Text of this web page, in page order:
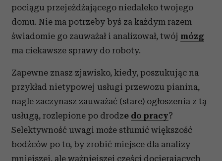
pociągu przejeżdżającego niedaleko twojego
domu. Nie ma potrzeby byś za każdym razem
świadomie go zauważał i analizował, twój mózg
ma ciekawsze sprawy do roboty.
Zapewne znasz zjawisko, kiedy, poszukując na
przykład nietypowej usługi przewozu pianina,
nagle zaczynasz zauważać (stare) ogłoszenia z tą
usługą, rozlepione po drodze do pracy?
Selektywność uwagi może stłumić większość
bodźców po to, by zrobić miejsce dla analizy
mniejszej, ale ważniejszej części docierających